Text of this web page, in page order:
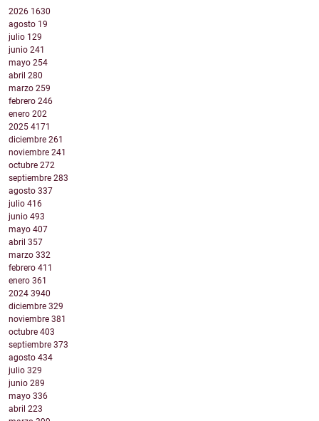
2026 1630
agosto 19
julio 129
junio 241
mayo 254
abril 280
marzo 259
febrero 246
enero 202
2025 4171
diciembre 261
noviembre 241
octubre 272
septiembre 283
agosto 337
julio 416
junio 493
mayo 407
abril 357
marzo 332
febrero 411
enero 361
2024 3940
diciembre 329
noviembre 381
octubre 403
septiembre 373
agosto 434
julio 329
junio 289
mayo 336
abril 223